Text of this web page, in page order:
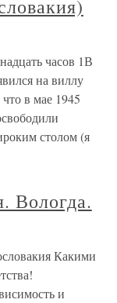
часов 1В
на виллу
в мае 1945
столом (я
Вологда.
Какими
и